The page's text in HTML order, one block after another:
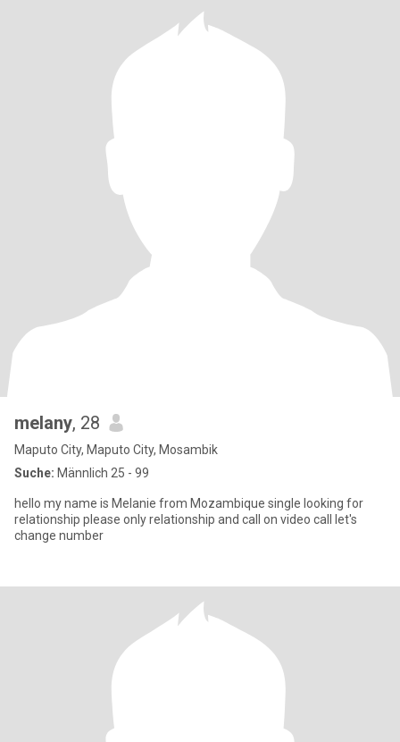
melany, 28
Maputo City, Maputo City, Mosambik
Suche: Männlich 25 - 99
hello my name is Melanie from Mozambique single looking for
relationship please only relationship and call on video call let's
change number